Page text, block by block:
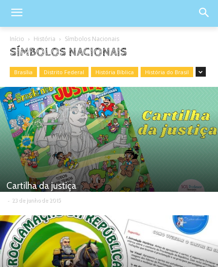
Início História Símbolos Nacionais
SÍMBOLOS NACIONAIS
Brasília Distrito Federal História Bíblica História do Brasil
Cartilha da justiça
- 23 de junho de 2015